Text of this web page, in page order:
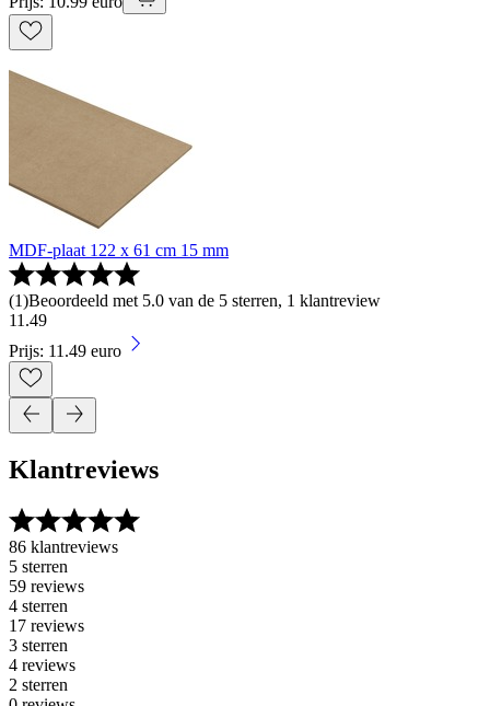
MDF-plaat 122 x 61 cm 15 mm
(1)Beoordeeld met 5.0 van de 5 sterren, 1 klantreview
11 .49
Prijs: 11.49 euro
Klantreviews
86 klantreviews
5 sterren
59 reviews
4 sterren
17 reviews
3 sterren
4 reviews
2 sterren